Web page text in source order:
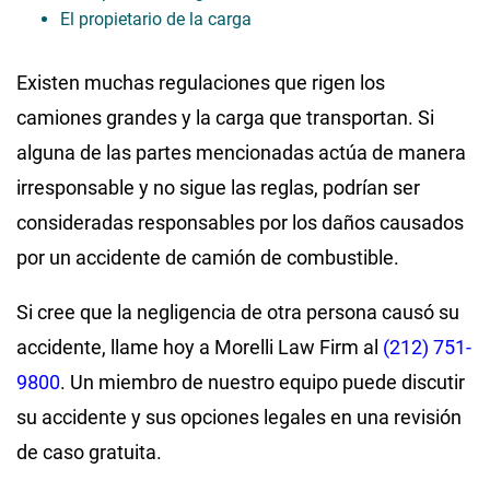
El propietario de la carga
Existen muchas regulaciones que rigen los
camiones grandes y la carga que transportan. Si
alguna de las partes mencionadas actúa de manera
irresponsable y no sigue las reglas, podrían ser
consideradas responsables por los daños causados ​​
por un accidente de camión de combustible.
Si cree que la negligencia de otra persona causó su
accidente, llame hoy a Morelli Law Firm al (212) 751-
9800. Un miembro de nuestro equipo puede discutir
su accidente y sus opciones legales en una revisión
de caso gratuita.